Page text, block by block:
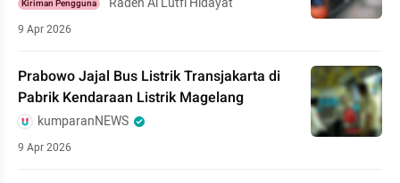
Kiriman Pengguna
9 Apr 2026
Prabowo Jajal Bus Listrik Transjakarta di
Pabrik Kendaraan Listrik Magelang
kumparanNEWS
9 Apr 2026